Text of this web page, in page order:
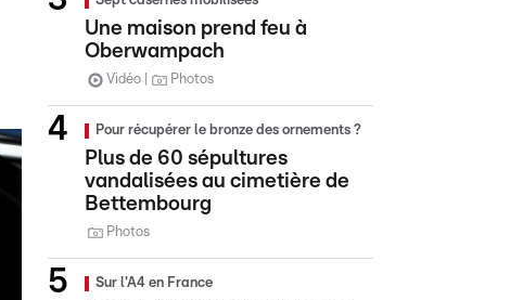
Une maison prend feu à
Oberwampach
Vidéo Photos
Pour récupérer le bronze des ornements ?
Plus de 60 sépultures
vandalisées au cimetière de
Bettembourg
Photos
Sur l'A4 en France